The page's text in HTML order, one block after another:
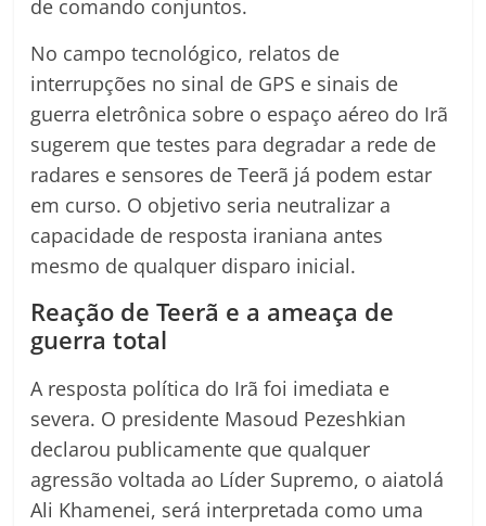
de comando conjuntos.
No campo tecnológico, relatos de
interrupções no sinal de GPS e sinais de
guerra eletrônica sobre o espaço aéreo do Irã
sugerem que testes para degradar a rede de
radares e sensores de Teerã já podem estar
em curso. O objetivo seria neutralizar a
capacidade de resposta iraniana antes
mesmo de qualquer disparo inicial.
Reação de Teerã e a ameaça de
guerra total
A resposta política do Irã foi imediata e
severa. O presidente Masoud Pezeshkian
declarou publicamente que qualquer
agressão voltada ao Líder Supremo, o aiatolá
Ali Khamenei, será interpretada como uma